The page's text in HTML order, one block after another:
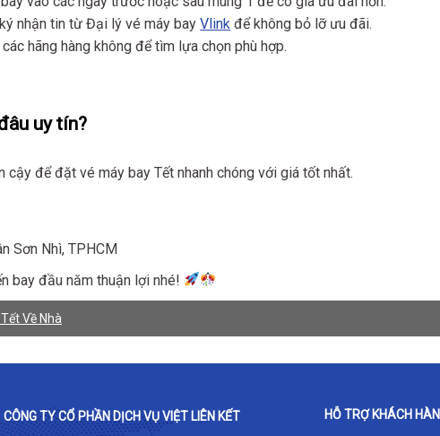
nhận tin từ Đại lý vé máy bayVlink để không bỏ lỡ ưu đãi.
hãng hàng không để tìm lựa chọn phù hợp.
uy tín?
để đặt vé máy bay Tết nhanh chóng với giá tốt nhất.
Sơn Nhì, TPHCM
bay đầu năm thuận lợi nhé!
Về Nhà
CÔNG TY CỔ PHẦN DỊCH VỤ VIỆT LIÊN KẾT HỖ TRỢ KHÁCH